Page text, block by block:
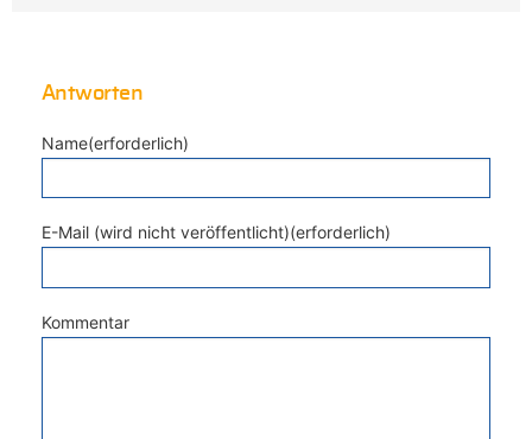
Antworten
Name(erforderlich)
E-Mail (wird nicht veröffentlicht)(erforderlich)
Kommentar